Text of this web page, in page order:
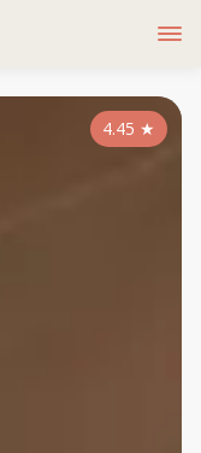
4.45 ★